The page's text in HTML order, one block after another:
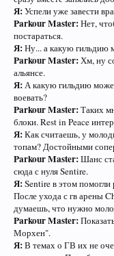
Я:Успели уже завести
Parkour Master:Нет,
постараться.
Я:Ну... а какую гильдию
Parkour Master:Хм, ну
альянсе.
Я:А какую гильдию
воевать?
Parkour Master:Таких
блоки. Rest in Peace
Я:Как считаешь, у
топам? Достойными
Parkour Master:Шанс
сюда с нуля Sentire.
Я:Sentire в этом помогли
После ухода с гв арены
думаешь, что нужно
Parkour Master:
Морхен".
Я:В темах о ГВ их не